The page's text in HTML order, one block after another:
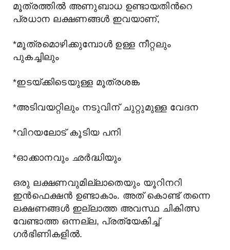
മൂത്രത്തില്‍ അണുബാധ ഉണ്ടായതിന്‍റെ
പ്രധാന ലക്ഷണങ്ങള്‍ ഇവയാണ്,
*മൂത്രമൊഴിക്കുമ്പോള്‍ ഉള്ള നീറ്റലും
പുകച്ചിലും
*ഇടയ്ക്കിടെയുള്ള മൂത്രശങ്ക
*അടിവയറ്റിലും നടുവിന് ചുറ്റുമുള്ള വേദന
*വിറയലോട് കൂടിയ പനി
*ഓക്കാനവും ഛർദ്ധിയും
ഒരു ലക്ഷണവുമില്ലാതെയും യൂറിനറി
ഇന്‍ഫെക്ഷന്‍ ഉണ്ടാകാം. അത് കൊണ്ട് തന്നെ
ലക്ഷണങ്ങള്‍ ഇല്ലാത്ത അവസ്ഥ ചികിത്സ
വേണ്ടാത്ത ഒന്നല്ല, പ്രത്യേകിച്ച്
ഗര്‍ഭിണികളില്‍.